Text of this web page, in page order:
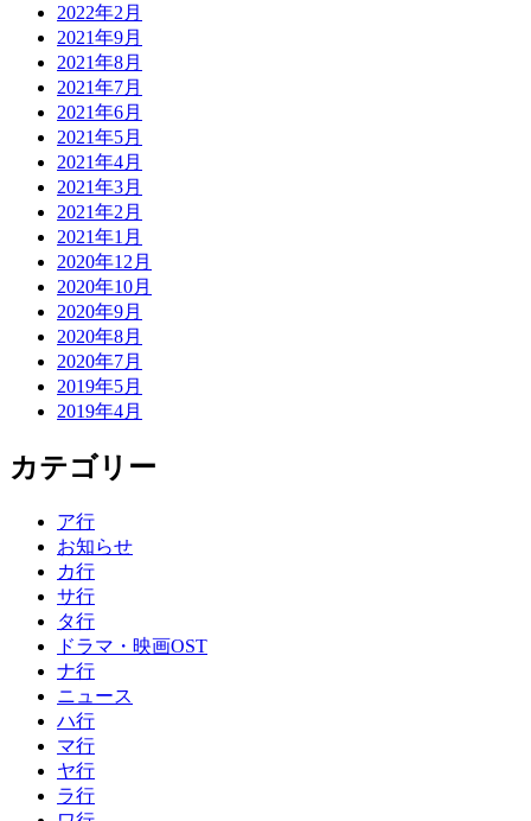
2022年2月
2021年9月
2021年8月
2021年7月
2021年6月
2021年5月
2021年4月
2021年3月
2021年2月
2021年1月
2020年12月
2020年10月
2020年9月
2020年8月
2020年7月
2019年5月
2019年4月
カテゴリー
ア行
お知らせ
カ行
サ行
タ行
ドラマ・映画OST
ナ行
ニュース
ハ行
マ行
ヤ行
ラ行